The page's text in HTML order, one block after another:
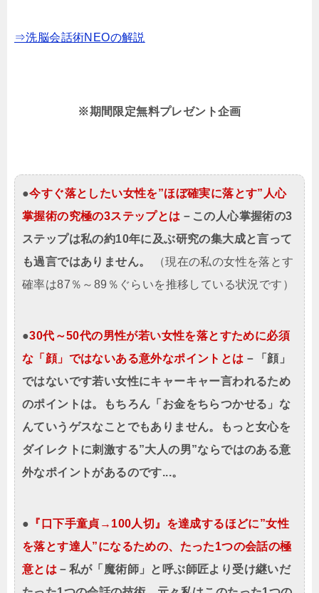
⇒洗脳会話術NEOの解説
※期間限定無料プレゼント企画
●今すぐ落としたい女性を”ほぼ確実に落とす”人心
掌握術の究極の3ステップとは －この人心掌握術の3
ステップは私の約10年に及ぶ研究の集大成と言って
も過言ではありません。
（現在の私の女性を落とす
確率は87％～89％ぐらいを推移している状況です）
●30代～50代の男性が若い女性を落とすために必須
な「顔」ではないある意外なポイントとは －「顔」
ではないです若い女性にキャーキャー言われるため
のポイントは。もちろん「お金をちらつかせる」な
んていうゲスなことでもありません。もっと女心を
ダイレクトに刺激する”大人の男”ならではのある意
外なポイントがあるのです...。
● 『口下手童貞→100人切』を達成するほどに”女性
を落とす達人”になるための、たった1つの会話の極
意とは －私が「魔術師」と呼ぶ師匠より受け継いだ